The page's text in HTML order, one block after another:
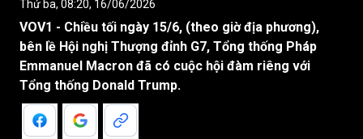
Thứ ba, 08:20, 16/06/2026
VOV1 - Chiều tối ngày 15/6, (theo giờ địa phương),
bên lề Hội nghị Thượng đỉnh G7, Tổng thống Pháp
Emmanuel Macron đã có cuộc hội đàm riêng với
Tổng thống Donald Trump.